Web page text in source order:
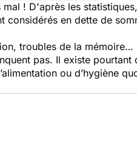
! D'après les
en dette de
troubles de la
pas. Il existe
ou d’hygiène